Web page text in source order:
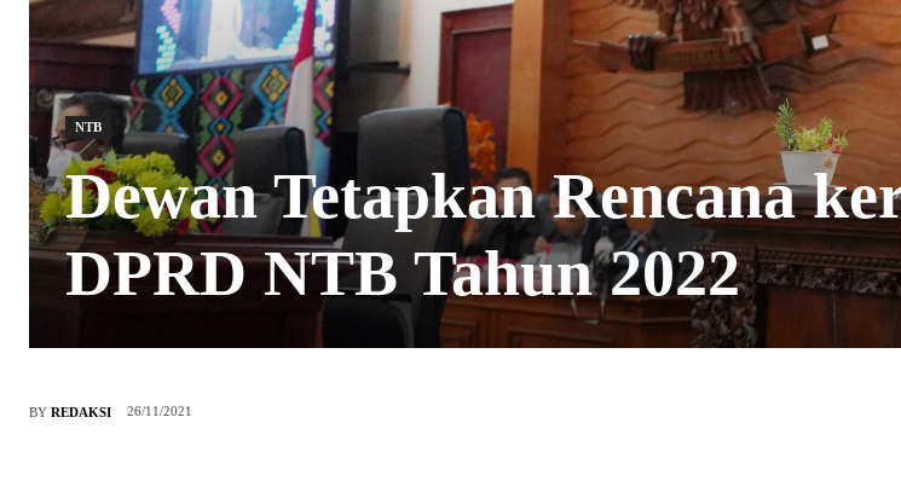
NTB
Dewan Tetapkan Rencana
DPRD NTB Tahun 2022
BY REDAKSI 26/11/2021